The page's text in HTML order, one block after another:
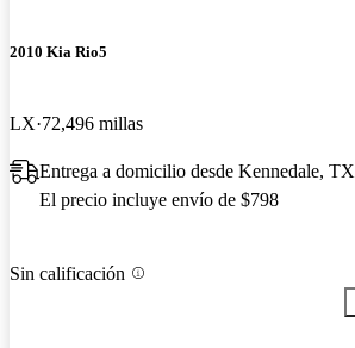
2010 Kia Rio5
LX 72,496 millas
Entrega a domicilio desde Kennedale, TX
El precio incluye envío de $798
Sin calificación